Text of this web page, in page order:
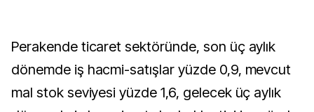
Perakende ticaret sektöründe, son üç aylık
dönemde iş hacmi-satışlar yüzde 0,9, mevcut
mal stok seviyesi yüzde 1,6, gelecek üç aylık